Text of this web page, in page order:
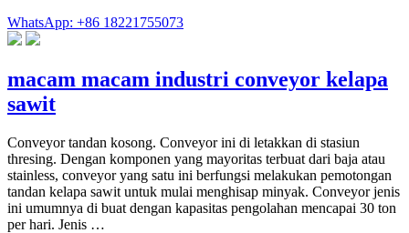
WhatsApp: +86 18221755073
macam macam industri conveyor kelapa
sawit
Conveyor tandan kosong. Conveyor ini di letakkan di stasiun
thresing. Dengan komponen yang mayoritas terbuat dari baja atau
stainless, conveyor yang satu ini berfungsi melakukan pemotongan
tandan kelapa sawit untuk mulai menghisap minyak. Conveyor jenis
ini umumnya di buat dengan kapasitas pengolahan mencapai 30 ton
per hari. Jenis …